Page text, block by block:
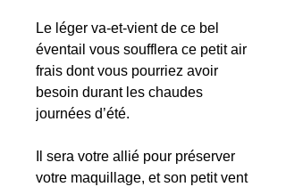
Le léger va-et-vient de ce bel
éventail vous soufflera ce petit air
frais dont vous pourriez avoir
besoin durant les chaudes
journées d’été.
Il sera votre allié pour préserver
votre maquillage, et son petit vent